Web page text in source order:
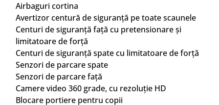
Airbaguri cortina
Avertizor centură de siguranță pe toate scaunele
Centuri de siguranță față cu pretensionare și
limitatoare de forță
Centuri de siguranță spate cu limitatoare de forță
Senzori de parcare spate
Senzori de parcare față
Camere video 360 grade, cu rezoluție HD
Blocare portiere pentru copii